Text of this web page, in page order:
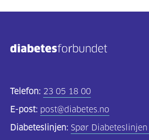
Telefon: 23 05 18 00
E-post: post@diabetes.no
Diabeteslinjen: Spør